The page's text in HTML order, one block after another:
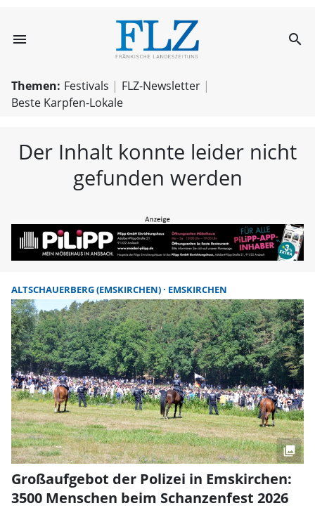
menu FLZ – search
Themen: Festivals
FLZ-Newsletter
Beste Karpfen-Lokale
Der Inhalt konnte leider nicht
gefunden werden
ALTSCHAUERBERG (EMSKIRCHEN) EMSKIRCHEN
Großaufgebot der Polizei in Emskirchen:
3500 Menschen beim Schanzenfest 2026